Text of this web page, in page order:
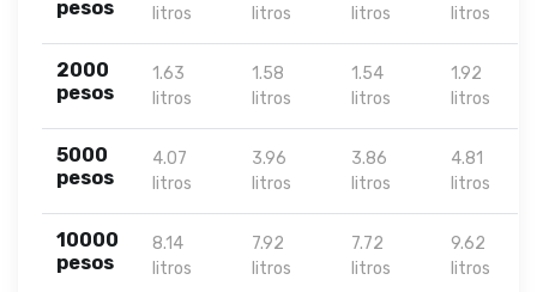
pesos
litros
litros
litros
litros
2000
pesos
1.63
litros
1.58
litros
1.54
litros
1.92
litros
5000
pesos
4.07
litros
3.96
litros
3.86
litros
4.81
litros
10000
pesos
8.14
litros
7.92
litros
7.72
litros
9.62
litros